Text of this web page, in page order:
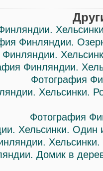
Финляндии.
Финляндии.
Фотография
Хельсинки.
Фотография
Хельсинки. Один
Домик в